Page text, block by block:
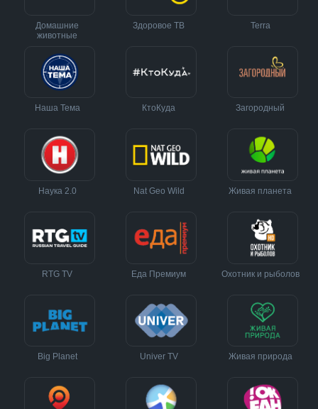
Домашние
животные
Здоровое ТВ Terra
Наша Тема КтоКуда Загородный
Наука 2.0 Nat Geo Wild Живая планета
RTG TV Еда Премиум Охотник и рыболов
Big Planet Univer TV Живая природа